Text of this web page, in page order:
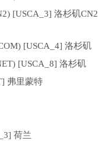
[USCA_3] 洛杉矶CN2
[USCA_4] 洛杉矶
[USCA_8] 洛杉矶
弗里蒙特
荷兰